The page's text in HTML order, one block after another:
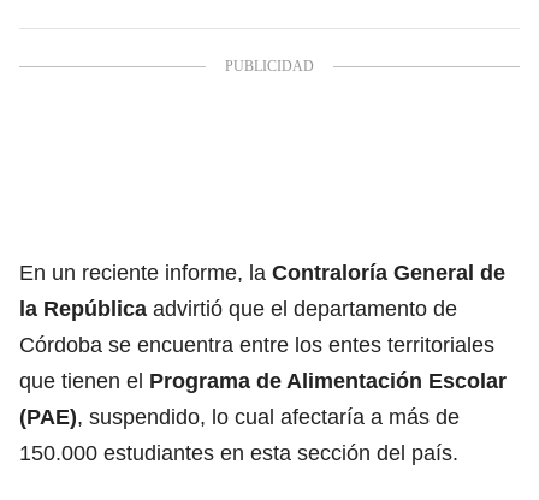
En un reciente informe, la Contraloría General de
la República advirtió que el departamento de
Córdoba se encuentra entre los entes territoriales
que tienen el Programa de Alimentación Escolar
(PAE), suspendido, lo cual afectaría a más de
150.000 estudiantes en esta sección del país.